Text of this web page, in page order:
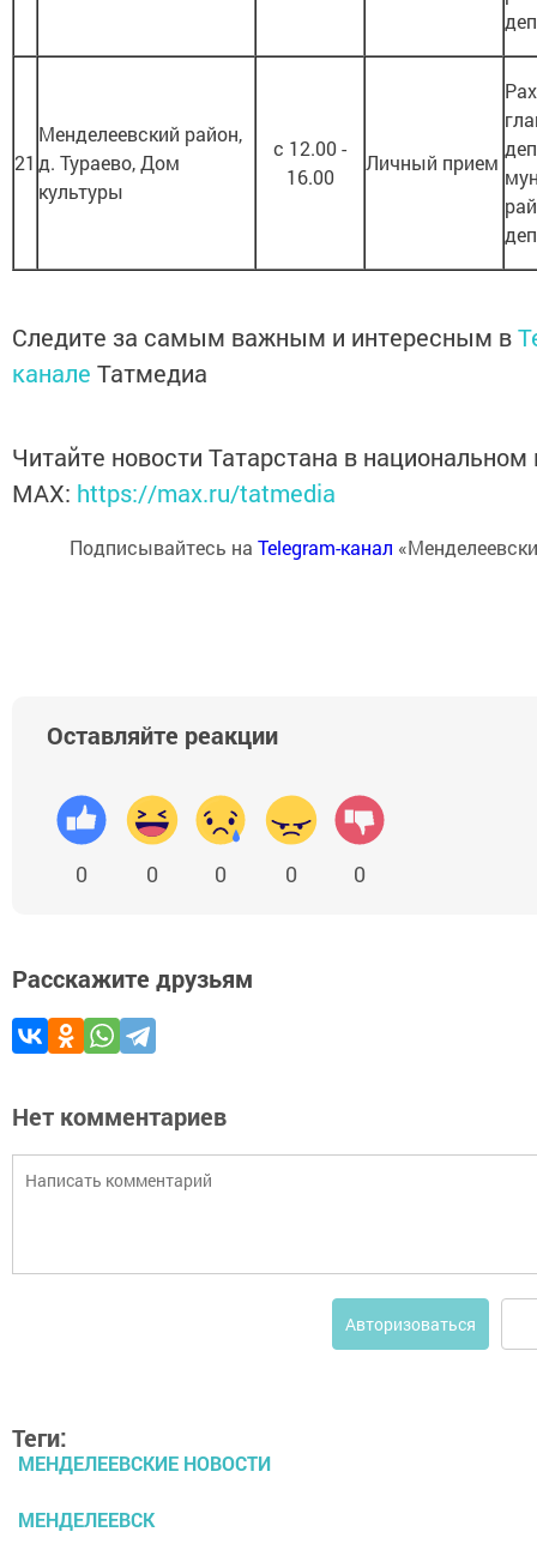
21
Менделеевский район,
д. Тураево, Дом
культуры
с 12.00 -
16.00
Личный прием
Следите за самым важным и интересным в
канале Татмедиа
Читайте новости Татарстана в
MАХ: https://max.ru/tatmedia
Подписывайтесь на Telegram-канал
Оставляйте реакции
0 0 0 0 0
Расскажите друзьям
Нет комментариев
Авторизоваться
Теги:
МЕНДЕЛЕЕВСКИЕ НОВОСТИ
МЕНДЕЛЕЕВСК